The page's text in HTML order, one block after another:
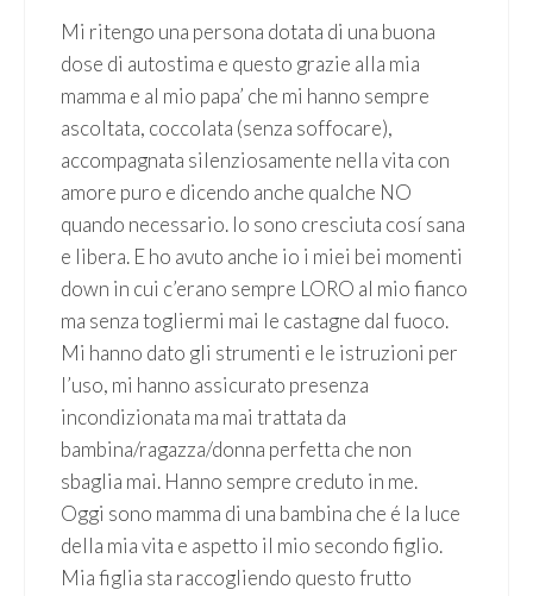
Mi ritengo una persona dotata di una buona
dose di autostima e questo grazie alla mia
mamma e al mio papa’ che mi hanno sempre
ascoltata, coccolata (senza soffocare),
accompagnata silenziosamente nella vita con
amore puro e dicendo anche qualche NO
quando necessario. Io sono cresciuta cosí sana
e libera. E ho avuto anche io i miei bei momenti
down in cui c’erano sempre LORO al mio fianco
ma senza togliermi mai le castagne dal fuoco.
Mi hanno dato gli strumenti e le istruzioni per
l’uso, mi hanno assicurato presenza
incondizionata ma mai trattata da
bambina/ragazza/donna perfetta che non
sbaglia mai. Hanno sempre creduto in me.
Oggi sono mamma di una bambina che é la luce
della mia vita e aspetto il mio secondo figlio.
Mia figlia sta raccogliendo questo frutto